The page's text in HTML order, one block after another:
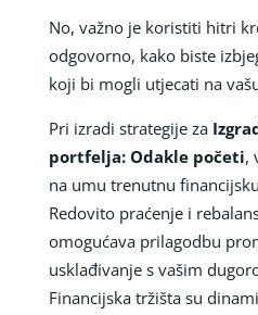
No, važno je koristiti hitri
odgovorno, kako biste
koji bi mogli utjecati na
Pri izradi strategije za
portfelja: Odakle početi,
na umu trenutnu
Redovito praćenje i
omogućava prilagodbu
usklađivanje s vašim
Financijska tržišta su